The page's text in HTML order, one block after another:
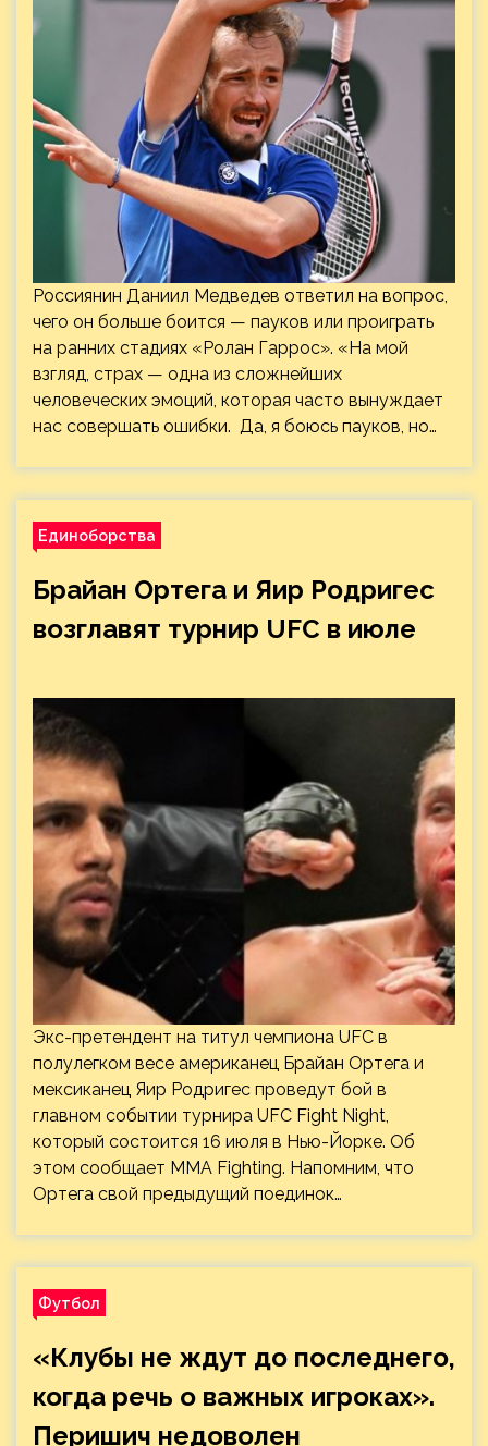
Россиянин Даниил Медведев ответил на вопрос,
чего он больше боится — пауков или проиграть
на ранних стадиях «Ролан Гаррос». «На мой
взгляд, страх — одна из сложнейших
человеческих эмоций, которая часто вынуждает
нас совершать ошибки. Да, я боюсь пауков, но…
Единоборства
Брайан Ортега и Яир Родригес
возглавят турнир UFC в июле
Экс-претендент на титул чемпиона UFC в
полулегком весе американец Брайан Ортега и
мексиканец Яир Родригес проведут бой в
главном событии турнира UFC Fight Night,
который состоится 16 июля в Нью-Йорке. Об
этом сообщает MMA Fighting. Напомним, что
Ортега свой предыдущий поединок…
Футбол
«Клубы не ждут до последнего,
когда речь о важных игроках».
Перишич недоволен